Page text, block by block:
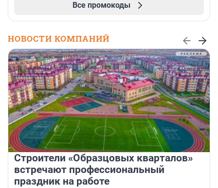
Все промокоды
НОВОСТИ КОМПАНИЙ
Строители «Образцовых кварталов»
встречают профессиональный
праздник на работе